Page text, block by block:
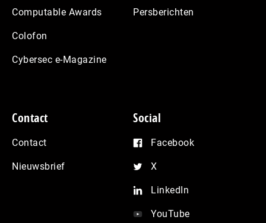
Computable Awards
Colofon
Cybersec e-Magazine
Persberichten
Contact
Contact
Nieuwsbrief
Social
Facebook
X
LinkedIn
YouTube